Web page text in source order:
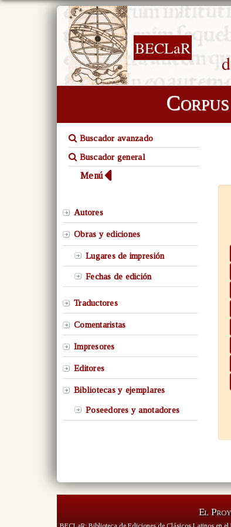
BECLaR
Buscador avanzado
Buscador general
Menú
Autores
Obras y ediciones
Lugares de impresión
Fechas de edición
Traductores
Comentaristas
Impresores
Editores
Bibliotecas y ejemplares
Poseedores y anotadores
El